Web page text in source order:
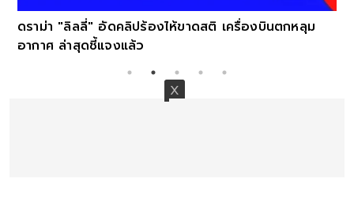
ดราม่า "ลิลลี่" อัดคลิปร้องไห้ขาดสติ เครื่องบินตกหลุม
อากาศ ล่าสุดชี้แจงแล้ว